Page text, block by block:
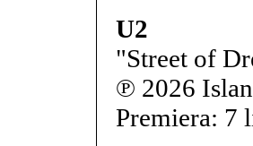
U2
"Street of
℗ 2026
Premiera: 7